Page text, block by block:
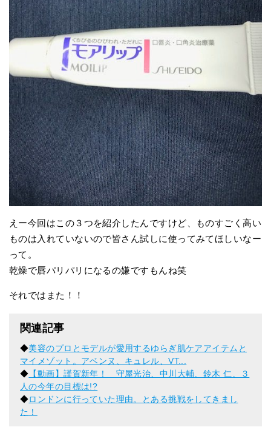
えー今回はこの３つを紹介したんですけど、ものすごく高い
ものは入れていないので皆さん試しに使ってみてほしいなー
って。
乾燥で唇パリパリになるの嫌ですもんね笑
それではまた！！
関連記事
◆美容のプロとモデルが愛用するゆらぎ肌ケアアイテムと
マイメゾット。アベンヌ、キュレル、VT...
◆ 【動画】謹賀新年！ 守屋光治、中川大輔、鈴木 仁、３
人の今年の目標は!?
◆ロンドンに行っていた理由。とある挑戦をしてきまし
た！